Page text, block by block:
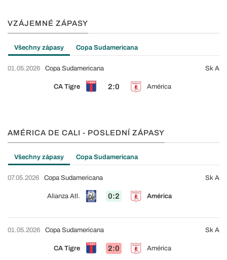
VZÁJEMNÉ ZÁPASY
Všechny zápasy Copa Sudamericana
01.05.2026
CA Tigre 2:0 América
Copa Sudamericana Sk A
AMÉRICA DE CALI - POSLEDNÍ ZÁPASY
Všechny zápasy Copa Sudamericana
07.05.2026
Alianza Atl. 0:2 América
Copa Sudamericana Sk A
01.05.2026
CA Tigre 2:0 América
Copa Sudamericana Sk A